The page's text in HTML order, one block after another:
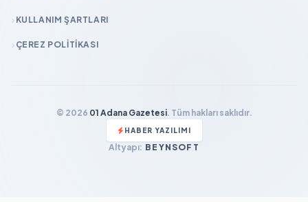
KULLANIM ŞARTLARI
ÇEREZ POLITIKASI
© 2026 01 Adana Gazetesi. Tüm hakları saklıdır.
HABER YAZILIMI
Altyapı: BEYNSOFT